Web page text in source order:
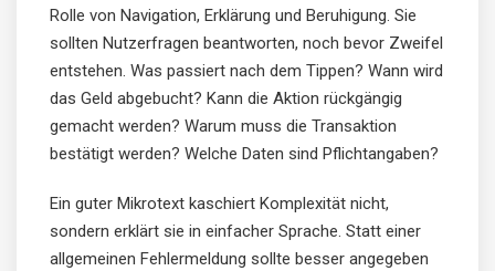
Rolle von Navigation, Erklärung und Beruhigung. Sie
sollten Nutzerfragen beantworten, noch bevor Zweifel
entstehen. Was passiert nach dem Tippen? Wann wird
das Geld abgebucht? Kann die Aktion rückgängig
gemacht werden? Warum muss die Transaktion
bestätigt werden? Welche Daten sind Pflichtangaben?
Ein guter Mikrotext kaschiert Komplexität nicht,
sondern erklärt sie in einfacher Sprache. Statt einer
allgemeinen Fehlermeldung sollte besser angegeben